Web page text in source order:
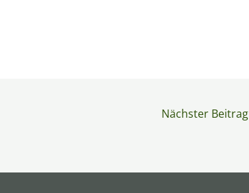
Nächster Beitrag